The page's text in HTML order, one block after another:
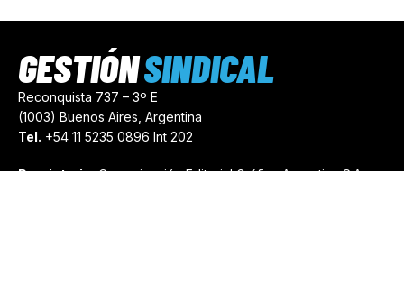
Reconquista 737 – 3º E
(1003) Buenos Aires, Argentina
Tel. +54 11 5235 0896 Int 202
Propietario:Comunicación Editorial Gráfica Argentina S.A.
GESTIÓNSINDICAL